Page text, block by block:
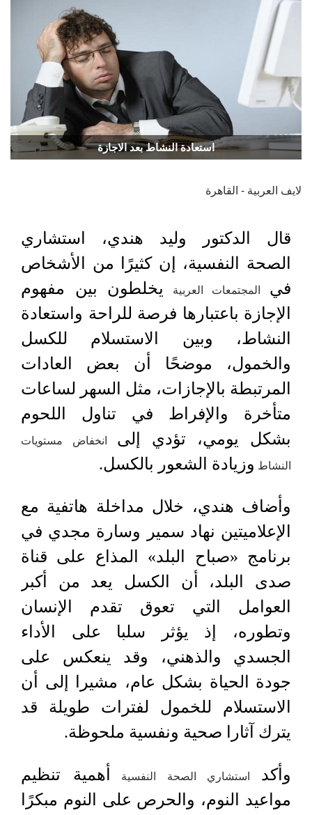
استعادة النشاط بعد الاجازة
لايف العربية - القاهرة
قال الدكتور وليد هندي، استشاري
الصحة النفسية، إن كثيرًا من الأشخاص
في المجتمعات العربية
يخلطون بين مفهوم
الإجازة باعتبارها فرصة للراحة واستعادة
النشاط، وبين الاستسلام للكسل
والخمول، موضحًا أن بعض العادات
المرتبطة بالإجازات، مثل السهر لساعات
متأخرة والإفراط في تناول اللحوم
بشكل يومي، تؤدي إلى انخفاض مستويات
النشاط وزيادة الشعور بالكسل.
وأضاف هندي، خلال مداخلة هاتفية مع
الإعلاميتين نهاد سمير وسارة مجدي في
برنامج «صباح البلد» المذاع على قناة
صدى البلد، أن الكسل يعد من أكبر
العوامل التي تعوق تقدم الإنسان
وتطوره، إذ يؤثر سلبا على الأداء
الجسدي والذهني، وقد ينعكس على
جودة الحياة بشكل عام، مشيرا إلى أن
الاستسلام للخمول لفترات طويلة قد
يترك آثارا صحية ونفسية ملحوظة.
وأكد استشاري الصحة النفسية
أهمية تنظيم
مواعيد النوم، والحرص على النوم مبكرًا